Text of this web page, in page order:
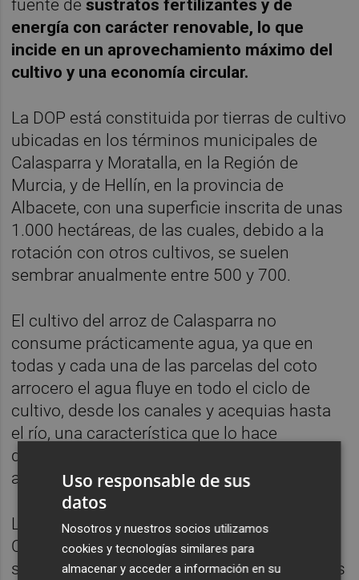
fuente desustratos fertilizantes y de
energía con carácter renovable, lo que
incide en un aprovechamiento máximo del
cultivo y una economía circular.
La DOP está constituida por tierras de cultivo
ubicadas en los términos municipales de
Calasparra y Moratalla, en la Región de
Murcia, y de Hellín, en la provincia de
Albacete, con una superficie inscrita de unas
1.000 hectáreas, de las cuales, debido a la
rotación con otros cultivos, se suelen
sembrar anualmente entre 500 y 700.
El cultivo del arroz de Calasparra no
consume prácticamente agua, ya que en
todas y cada una de las parcelas del coto
arrocero el agua fluye en todo el ciclo de
cultivo, desde los canales y acequias hasta
el río, una característica que lo hace
diferente a otros arroces, que se cultivan en
aguas estancadas.
La producción de la campaña de arroz en
Calasparra (Murcia) ascenderá este año,
según las estimaciones cuando faltan pocos
Uso responsable de sus
datos
Nosotros y nuestros socios utilizamos
cookies y tecnologías similares para
almacenar y acceder a información en su